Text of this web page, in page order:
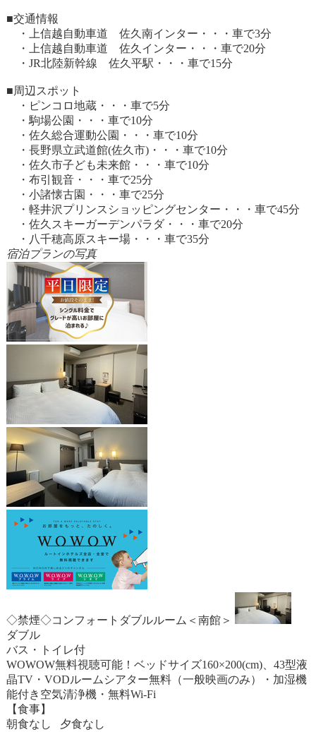
■交通情報
・上信越自動車道 佐久南インター・・・車で3分
・上信越自動車道 佐久インター・・・車で20分
・JR北陸新幹線 佐久平駅・・・車で15分
■周辺スポット
・ピンコロ地蔵・・・車で5分
・駒場公園・・・車で10分
・佐久総合運動公園・・・車で10分
・長野県立武道館(佐久市)・・・車で10分
・佐久市子ども未来館・・・車で10分
・布引観音・・・車で25分
・小諸懐古園・・・車で25分
・軽井沢プリンスショッピングセンター・・・車で45分
・佐久スキーガーデンパラダ・・・車で20分
・八千穂高原スキー場・・・車で35分
宿泊プランの写真
◇禁煙◇コンフォートダブルルーム＜南館＞
ダブル
バス・トイレ付
WOWOW無料視聴可能！ベッドサイズ160×200(cm)、43型液
晶TV・VODルームシアター無料（一般映画のみ）・加湿機
能付き空気清浄機・無料Wi-Fi
【食事】
朝食なし 夕食なし